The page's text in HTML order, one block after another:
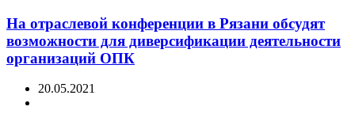
На отраслевой конференции в Рязани обсудят
возможности для диверсификации деятельности
организаций ОПК
20.05.2021